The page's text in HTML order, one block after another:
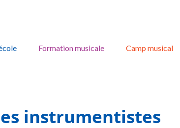
Formation musicale Camp musical
instrumentistes